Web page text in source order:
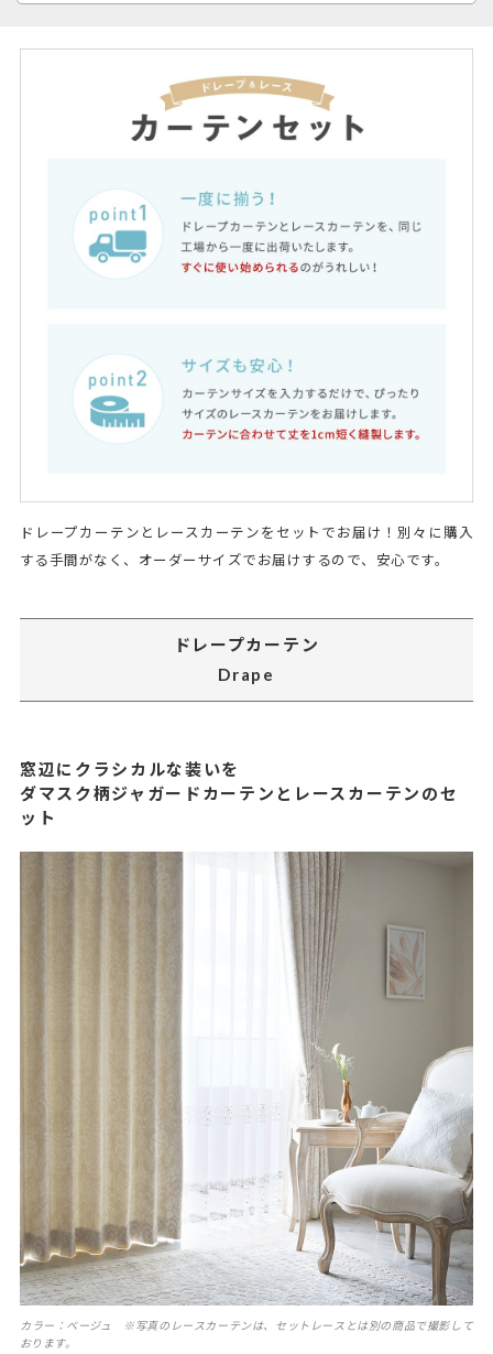
ドレープカーテンとレースカーテンをセットでお届け！別々に購入
する手間がなく、オーダーサイズでお届けするので、安心です。
ドレープカーテン
Drape
窓辺にクラシカルな装いを
ダマスク柄ジャガードカーテンとレースカーテンのセ
ット
カラー：ベージュ ※写真のレースカーテンは、セットレースとは別の商品で撮影して
おります。